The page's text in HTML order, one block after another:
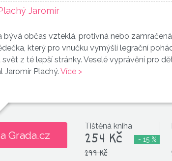
Jaromír
bývá občas vzteklá, protivná nebo
který pro vnučku vymýšlí legrační
svět z té lepší stránky. Veselé vyprávění pro
Jaromír Plachý. Více >
Grada.cz
Tištěná kniha
254 Kč
299 Kč
- 15 %